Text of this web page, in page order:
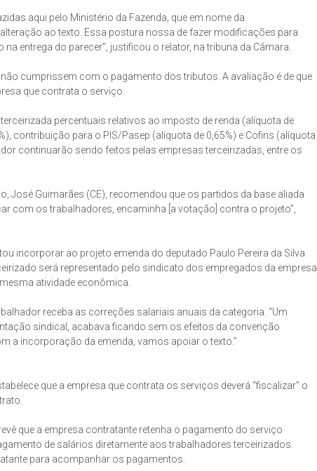
aqui pelo Ministério da Fazenda, que em nome da
ao texto. Essa postura nossa de fazer modificações para
entrega do parecer”, justificou o relator, na tribuna da Câmara.
cumprissem com o pagamento dos tributos. A avaliação é de que
que contrata o serviço.
percentuais relativos ao imposto de renda (alíquota de
contribuição para o PIS/Pasep (alíquota de 0,65%) e Cofins (alíquota
continuarão sendo feitos pelas empresas terceirizadas, entre os
José Guimarães (CE), recomendou que os partidos da base aliada
com os trabalhadores, encaminha [a votação] contra o projeto”,
incorporar ao projeto emenda do deputado Paulo Pereira da Silva
será representado pelo sindicato dos empregados da empresa
atividade econômica.
receba as correções salariais anuais da categoria. “Um
sindical, acabava ficando sem os efeitos da convenção
a incorporação da emenda, vamos apoiar o texto.”
que a empresa que contrata os serviços deverá “fiscalizar” o
que a empresa contratante retenha o pagamento do serviço
de salários diretamente aos trabalhadores terceirizados.
para acompanhar os pagamentos.